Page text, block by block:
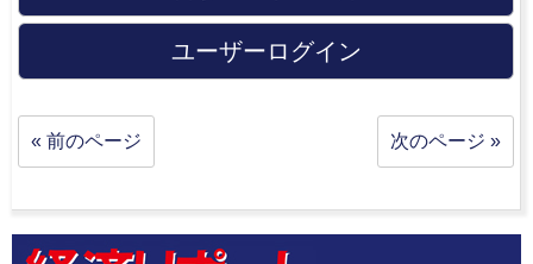
ユーザーログイン
« 前のページ 次のページ »